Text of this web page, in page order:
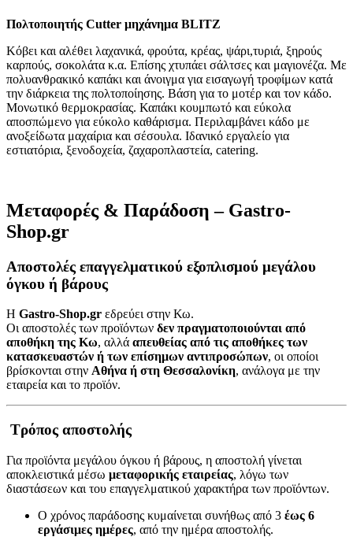
Πολτοποιητής Cutter μηχάνημα BLITZ
Κόβει και αλέθει λαχανικά, φρούτα, κρέας, ψάρι,τυριά, ξηρούς
καρπούς, σοκολάτα κ.α. Επίσης χτυπάει σάλτσες και μαγιονέζα. Με
πολυανθρακικό καπάκι και άνοιγμα για εισαγωγή τροφίμων κατά
την διάρκεια της πολτοποίησης. Βάση για το μοτέρ και τον κάδο.
Μονωτικό θερμοκρασίας. Καπάκι κουμπωτό και εύκολα
αποσπώμενο για εύκολο καθάρισμα. Περιλαμβάνει κάδο με
ανοξείδωτα μαχαίρια και σέσουλα. Ιδανικό εργαλείο για
εστιατόρια, ξενοδοχεία, ζαχαροπλαστεία, catering.
Μεταφορές & Παράδοση – Gastro-
Shop.gr
Αποστολές επαγγελματικού εξοπλισμού μεγάλου
όγκου ή βάρους
Η Gastro-Shop.gr εδρεύει στην Κω.
Οι αποστολές των προϊόντων δεν πραγματοποιούνται από
αποθήκη της Κω, αλλά απευθείας από τις αποθήκες των
κατασκευαστών ή των επίσημων αντιπροσώπων, οι οποίοι
βρίσκονται στην Αθήνα ή στη Θεσσαλονίκη, ανάλογα με την
εταιρεία και το προϊόν.
Τρόπος αποστολής
Για προϊόντα μεγάλου όγκου ή βάρους, η αποστολή γίνεται
αποκλειστικά μέσω μεταφορικής εταιρείας, λόγω των
διαστάσεων και του επαγγελματικού χαρακτήρα των προϊόντων.
Ο χρόνος παράδοσης κυμαίνεται συνήθως από 3 έως 6
εργάσιμες ημέρες, από την ημέρα αποστολής.